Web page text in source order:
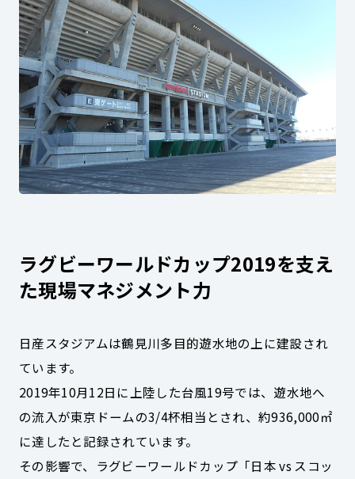
ラグビーワールドカップ2019を支え
た現場マネジメント力
日産スタジアムは鶴見川多目的遊水地の上に建設され
ています。
2019年10月12日に上陸した台風19号では、遊水地へ
の流入が東京ドームの3/4杯相当とされ、約936,000㎡
に達したと記録されています。
その影響で、ラグビーワールドカップ「日本 vs スコッ